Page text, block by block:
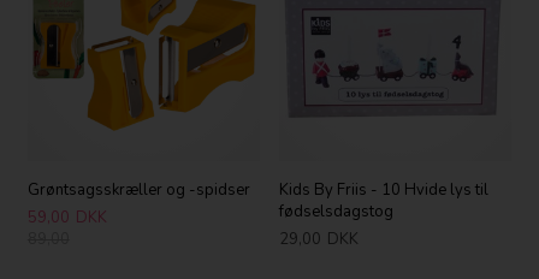
Grøntsagsskræller og -spidser
59,00 DKK
Kids By Friis - 10 Hvide lys til
fødselsdagstog
29,00 DKK